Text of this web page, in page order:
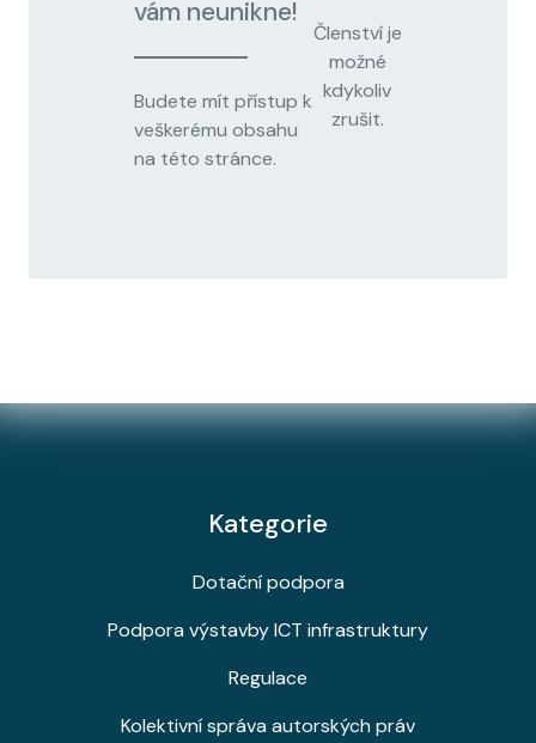
vám neunikne!
Budete mít přístup k
veškerému obsahu
na této stránce.
Členství je
možné
kdykoliv
zrušit.
Kategorie
Dotační podpora
Podpora výstavby ICT infrastruktury
Regulace
Kolektivní správa autorských práv